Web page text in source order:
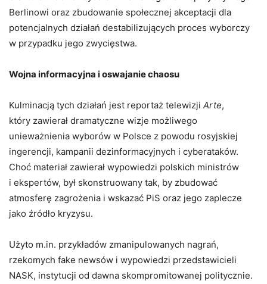
Berlinowi oraz zbudowanie społecznej akceptacji dla
potencjalnych działań destabilizujących proces wyborczy
w przypadku jego zwycięstwa.
Wojna informacyjna i oswajanie chaosu
Kulminacją tych działań jest reportaż telewizji Arte,
który zawierał dramatyczne wizje możliwego
unieważnienia wyborów w Polsce z powodu rosyjskiej
ingerencji, kampanii dezinformacyjnych i cyberataków.
Choć materiał zawierał wypowiedzi polskich ministrów
i ekspertów, był skonstruowany tak, by zbudować
atmosferę zagrożenia i wskazać PiS oraz jego zaplecze
jako źródło kryzysu.
Użyto m.in. przykładów zmanipulowanych nagrań,
rzekomych fake newsów i wypowiedzi przedstawicieli
NASK, instytucji od dawna skompromitowanej politycznie.